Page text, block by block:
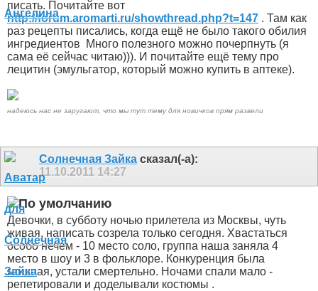
писать. Почитайте вот
http://forum.aromarti.ru/showthread.php?t=147 . Там как
раз рецепты писались, когда ещё не было такого обилия
ингредиентов
Много полезного можно почерпнуть (я
сама её сейчас читаю))). И почитайте ещё тему про
лецитин (эмульгатор, который можно купить в аптеке).
надеюсь нас не заругают, что мы тут тему для новичков прям развели
Солнечная Зайка сказал(-а):
11.10.2011 14:27
Девочки, в субботу ночью прилетела из Москвы, чуть
живая, написать созрела только сегодня. Хвастаться
особо нечем - 10 место соло, группа наша заняла 4
место в шоу и 3 в фольклоре. Конкуренция была
мощная, устали смертельно. Ночами спали мало -
репетировали и доделывали костюмы .